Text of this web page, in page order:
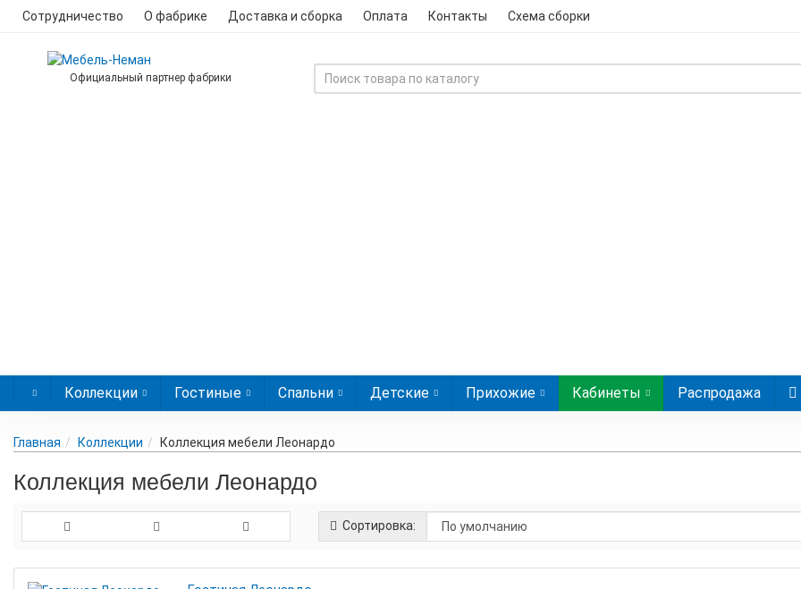
Сотрудничество О фабрике Доставка и сборка Оплата Контакты Схема сборки
Официальный партнер фабрики
Коллекции Гостиные Спальни Детские Прихожие Кабинеты Распродажа
Главная Коллекции Коллекция мебели Леонардо
Коллекция мебели Леонардо
Сортировка: